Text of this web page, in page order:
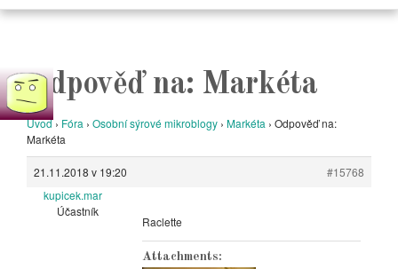
Odpověď na: Markéta
Úvod › Fóra › Osobní sýrové mikroblogy › Markéta › Odpověď na:
Markéta
21.11.2018 v 19:20
#15768
kupicek.mar
Účastník
Raclette
Attachments: